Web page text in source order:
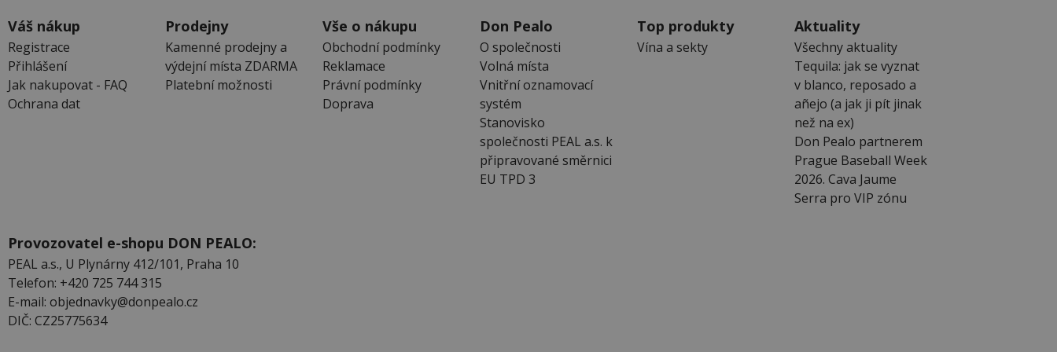
Váš nákup
Registrace
Přihlášení
Jak nakupovat - FAQ
Ochrana dat
Prodejny
Kamenné prodejny a
výdejní místa ZDARMA
Platební možnosti
Vše o nákupu
Obchodní podmínky
Reklamace
Právní podmínky
Doprava
Don Pealo
O společnosti
Volná místa
Vnitřní oznamovací
systém
Stanovisko
společnosti PEAL a.s. k
připravované směrnici
EU TPD 3
Top produkty
Vína a sekty
Aktuality
Všechny aktuality
Tequila: jak se vyznat
v blanco, reposado a
añejo (a jak ji pít jinak
než na ex)
Don Pealo partnerem
Prague Baseball Week
2026. Cava Jaume
Serra pro VIP zónu
Provozovatel e-shopu DON PEALO:
PEAL a.s., U Plynárny 412/101, Praha 10
Telefon: +420 725 744 315
E-mail: objednavky@donpealo.cz
DIČ: CZ25775634